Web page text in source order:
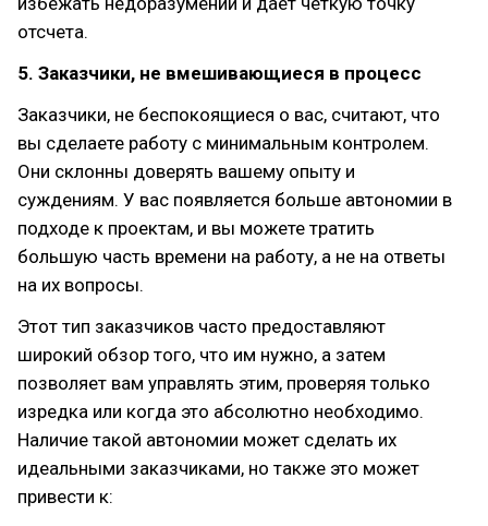
отсчета.
5. Заказчики, не вмешивающиеся в процесс
Заказчики, не беспокоящиеся о вас, считают, что
вы сделаете работу с минимальным контролем.
Они склонны доверять вашему опыту и
суждениям. У вас появляется больше автономии в
подходе к проектам, и вы можете тратить
большую часть времени на работу, а не на ответы
на их вопросы.
Этот тип заказчиков часто предоставляют
широкий обзор того, что им нужно, а затем
позволяет вам управлять этим, проверяя только
изредка или когда это абсолютно необходимо.
Наличие такой автономии может сделать их
идеальными заказчиками, но также это может
привести к: